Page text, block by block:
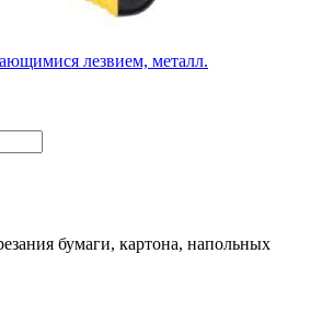
лезвием, металл.
бумаги, картона, напольных